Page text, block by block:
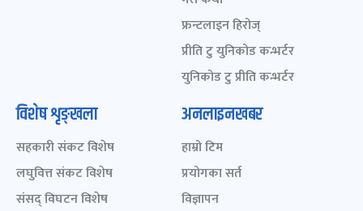
फ्रन्टलाइन हिरोज्
प्रीति टु युनिकोड कन्भर्टर
युनिकोड टु प्रीति कन्भर्टर
विशेष शृङ्खला
सहकारी संकट विशेष
लघुवित्त संकट विशेष
संसद् विघटन विशेष
अनलाइनखबर
हाम्रो टिम
प्रयोगका सर्त
विज्ञापन